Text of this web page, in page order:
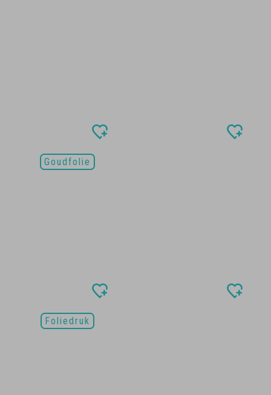
Goudfolie
Foliedruk